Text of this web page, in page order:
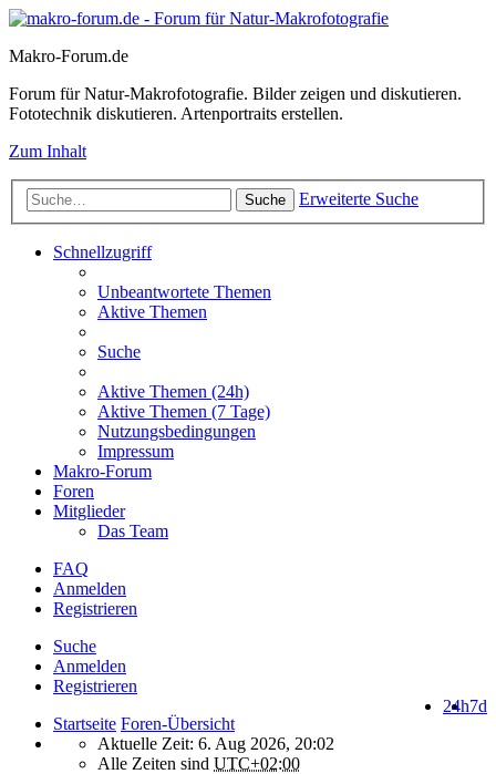
Makro-Forum.de
Forum für Natur-Makrofotografie. Bilder zeigen und diskutieren.
Fototechnik diskutieren. Artenportraits erstellen.
Zum Inhalt
Suche Erweiterte Suche
Schnellzugriff
Unbeantwortete Themen
Aktive Themen
Suche
Aktive Themen (24h)
Aktive Themen (7 Tage)
Nutzungsbedingungen
Impressum
Makro-Forum
Foren
Mitglieder
Das Team
FAQ
Anmelden
Registrieren
Suche
Anmelden
Registrieren
7d
24h
Startseite Foren-Übersicht
Aktuelle Zeit: 6. Aug 2026, 20:02
Alle Zeiten sind UTC+02:00